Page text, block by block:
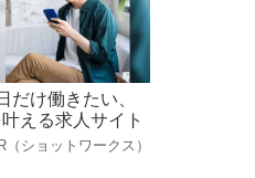
だけ働きたい、
叶える求人サイト
（ショットワークス）